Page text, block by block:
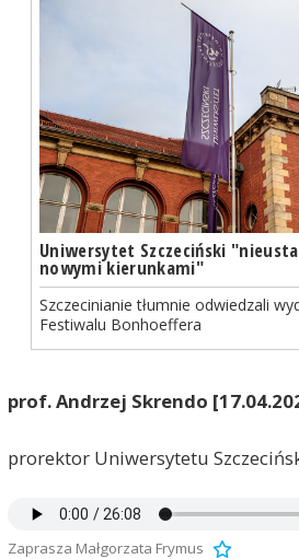
Uniwersytet Szczeciński
nowymi kierunkami"
Szczecinianie tłumnie odwiedzali
Festiwalu Bonhoeffera
prof. Andrzej Skrendo
prorektor Uniwersytetu
Zaprasza Małgorzata Frymus